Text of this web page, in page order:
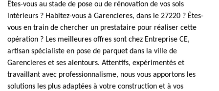
Êtes-vous au stade de pose ou de rénovation de vos sols
intérieurs ? Habitez-vous à Garencieres, dans le 27220 ? Êtes-
vous en train de chercher un prestataire pour réaliser cette
opération ? Les meilleures offres sont chez Entreprise CE,
artisan spécialiste en pose de parquet dans la ville de
Garencieres et ses alentours. Attentifs, expérimentés et
travaillant avec professionnalisme, nous vous apportons les
solutions les plus adaptées à votre construction et à vos